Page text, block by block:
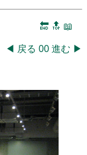
🔚 🔝 📖
◀ 戻る 00進む ▶